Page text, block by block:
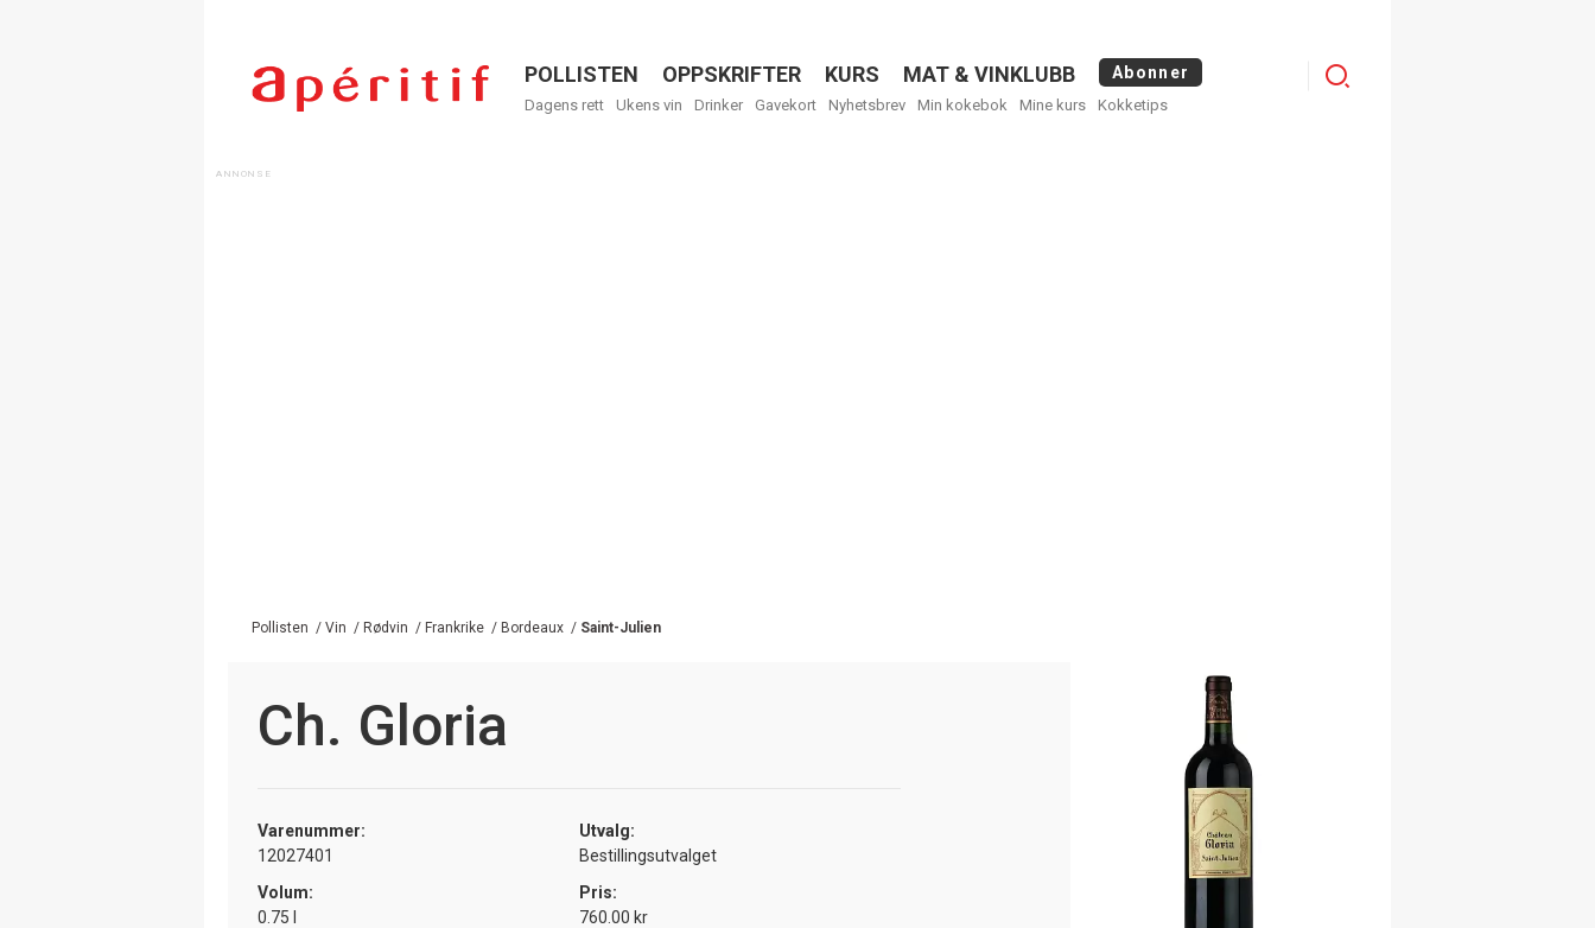
Menu
POLLISTEN OPPSKRIFTER KURS MAT & VINKLUBB Abonner
Dagens rett Ukens vin Drinker Gavekort Nyhetsbrev Min kokebok Mine kurs Kokketips
Menu
Pollisten / Vin / Rødvin / Frankrike / Bordeaux / Saint-Julien
Ch. Gloria
Varenummer:
12027401
Utvalg:
Bestillingsutvalget
Volum:
0.75 l
Pris:
760.00 kr